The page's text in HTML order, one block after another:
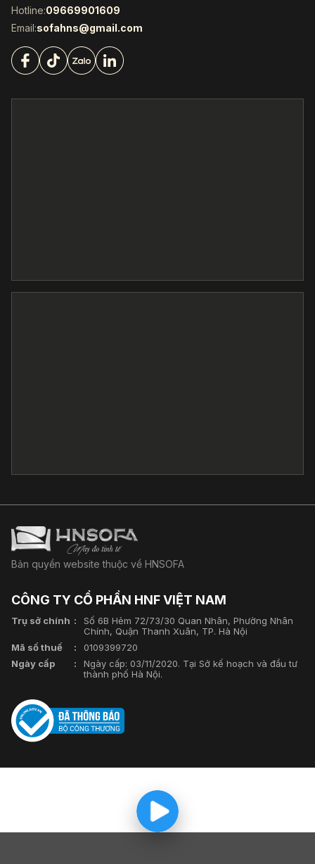
Hotline:09669901609
Email:sofahns@gmail.com
Bản quyền website thuộc về HNSOFA
CÔNG TY CỔ PHẦN HNF VIỆT NAM
Trụ sở chính
Số 6B Hẻm 72/73/30 Quan Nhân, Phường Nhân
Chính, Quận Thanh Xuân, TP. Hà Nội
Mã số thuế
0109399720
Ngày cấp
Ngày cấp: 03/11/2020. Tại Sở kế hoạch và đầu tư
thành phố Hà Nội.